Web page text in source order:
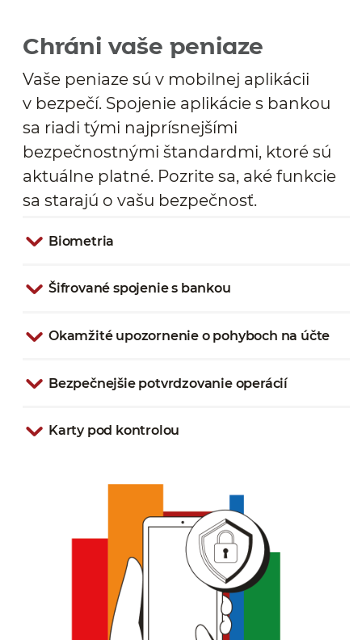
Chráni vaše peniaze
Vaše peniaze sú v mobilnej aplikácii
v bezpečí. Spojenie aplikácie s bankou
sa riadi tými najprísnejšími
bezpečnostnými štandardmi, ktoré sú
aktuálne platné. Pozrite sa, aké funkcie
sa starajú o vašu bezpečnosť.
Biometria
Šifrované spojenie s bankou
Okamžité upozornenie o pohyboch na účte
Bezpečnejšie potvrdzovanie operácií
Karty pod kontrolou